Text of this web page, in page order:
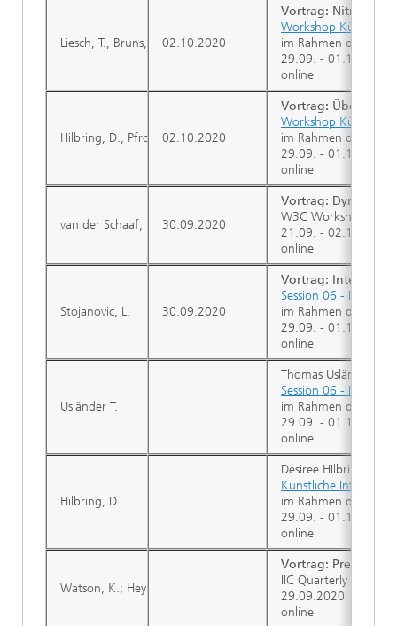
02.10.2020
Vortrag: Nitrat-
Workshop
im Rahmen der 50.
29.09. - 01.10.2020
online
02.10.2020
Vortrag:
Workshop
im Rahmen der 50.
29.09. - 01.10.2020
online
30.09.2020
Vortrag: Dynamic
W3C Workshop:
21.09. - 02.10.2020
online
30.09.2020
Vortrag:
Session 06 -
im Rahmen der 50.
29.09. - 01.10.2020
online
Thomas Usländer ist
Session 06 -
im Rahmen der 50.
29.09. - 01.10.2020
online
Desiree HIlbring ist
Künstliche
im Rahmen der 50.
29.09. - 01.10.2020
online
Vortrag:
IIC Quarterly Meeting
29.09.2020
online
Liesch, T., Bruns, J., Abecker, A., Hilbring, D., Karimanzira, D.;
Hilbring, D., Pfrommer, J.
van der Schaaf, H., Usländer, T.; Schleidt, K.
Stojanovic, L.
Usländer T.
Hilbring, D.
Watson, K.; Heymann, S; Jung, J.